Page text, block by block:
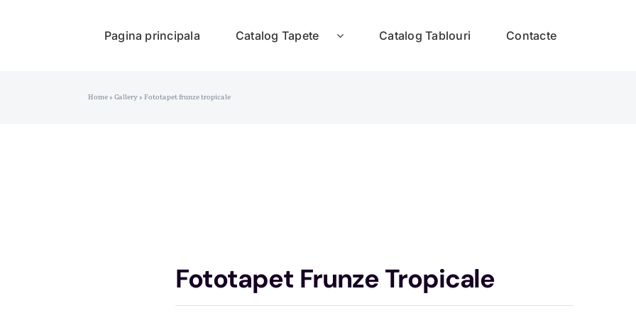
Pagina principala Catalog Tapete Catalog Tablouri Contacte
Home»Gallery»Fototapet frunze tropicale
Fototapet Frunze Tropicale